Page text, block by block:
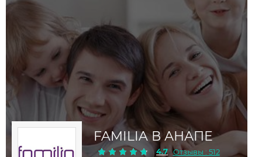
FAMILIA В АНАПЕ
4.7 Отзывы : 512